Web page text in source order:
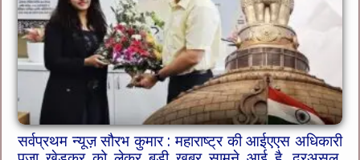
सर्वप्रथम न्यूज़ सौरभ कुमार : महाराष्ट्र की आईएएस अधिकारी